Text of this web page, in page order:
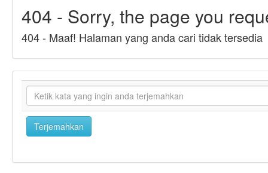
404 - Sorry, the page you
404 - Maaf! Halaman yang anda cari tidak tersedia